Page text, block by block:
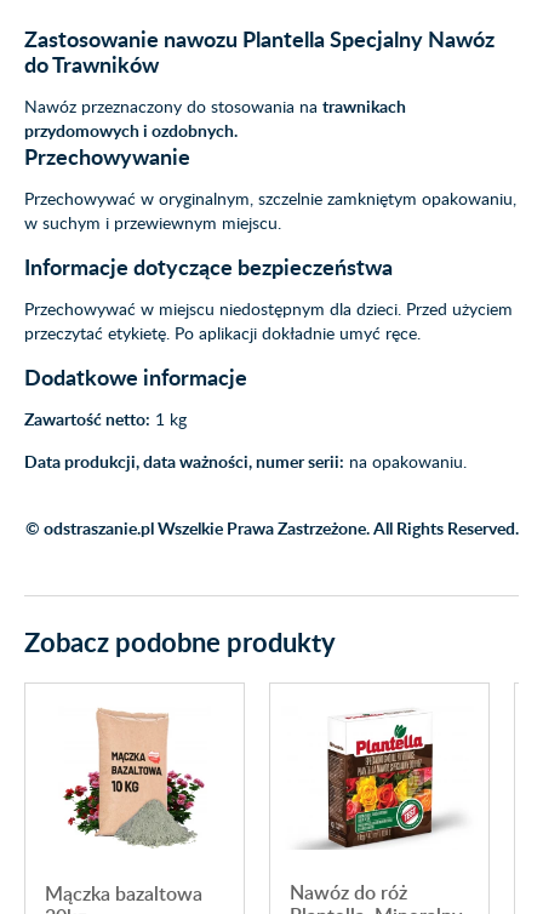
Zastosowanie nawozu Plantella Specjalny Nawóz
do Trawników
Nawóz przeznaczony do stosowania na trawnikach
przydomowych i ozdobnych.
Przechowywanie
Przechowywać w oryginalnym, szczelnie zamkniętym opakowaniu,
w suchym i przewiewnym miejscu.
Informacje dotyczące bezpieczeństwa
Przechowywać w miejscu niedostępnym dla dzieci. Przed użyciem
przeczytać etykietę. Po aplikacji dokładnie umyć ręce.
Dodatkowe informacje
Zawartość netto: 1 kg
Data produkcji, data ważności, numer serii: na opakowaniu.
© odstraszanie.pl Wszelkie Prawa Zastrzeżone. All Rights Reserved.
Zobacz podobne produkty
Mączka bazaltowa
Nawóz do róż